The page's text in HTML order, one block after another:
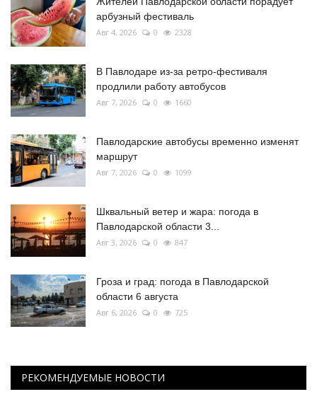
арбузный фестиваль
Авг 4, 2026 0 2328
В Павлодаре из-за ретро-фестиваля
продлили работу автобусов
Авг 7, 2026 0 1660
Павлодарские автобусы временно изменят
маршрут
Авг 7, 2026 0 1099
Шквальный ветер и жара: погода в
Павлодарской области 3...
Авг 3, 2026 0 847
Гроза и град: погода в Павлодарской
области 6 августа
Авг 6, 2026 0 725
РЕКОМЕНДУЕМЫЕ НОВОСТИ